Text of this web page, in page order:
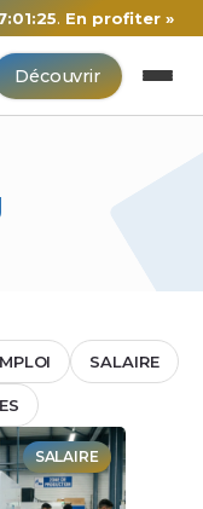
. En profiter »
Découvrir
SALAIRE
SALAIRE